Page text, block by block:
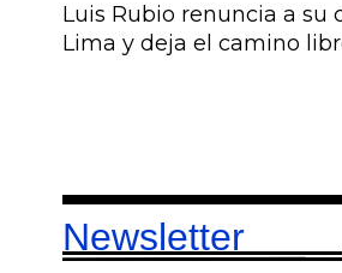
Luis Rubio renuncia a su
Lima y deja el camino
Newsletter